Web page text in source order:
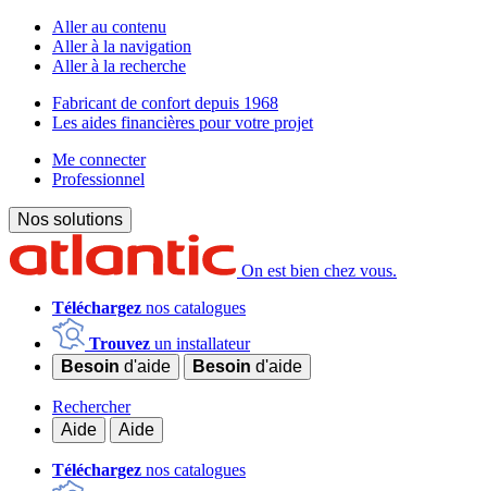
Aller au contenu
Aller à la navigation
Aller à la recherche
Fabricant de confort depuis 1968
Les aides financières pour votre projet
Me connecter
Professionnel
Nos solutions
On est bien chez vous.
Téléchargez nos catalogues
Trouvez un installateur
Besoin d'aide Besoin d'aide
Rechercher
Aide
Aide
Téléchargez nos catalogues